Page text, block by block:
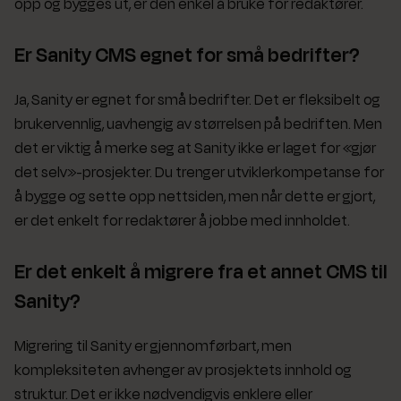
Er Sanity CMS egnet for små bedrifter?
Ja, Sanity er egnet for små bedrifter. Det er fleksibelt og
brukervennlig, uavhengig av størrelsen på bedriften. Men
det er viktig å merke seg at Sanity ikke er laget for «gjør
det selv»-prosjekter. Du trenger utviklerkompetanse for
å bygge og sette opp nettsiden, men når dette er gjort,
er det enkelt for redaktører å jobbe med innholdet.
Er det enkelt å migrere fra et annet CMS til
Sanity?
Migrering til Sanity er gjennomførbart, men
kompleksiteten avhenger av prosjektets innhold og
struktur. Det er ikke nødvendigvis enklere eller